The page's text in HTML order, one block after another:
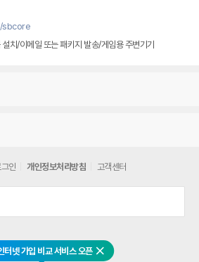
터넷 가입 비교 서비스 오픈 닫기
sbcore
치/이메일 또는 패키지 발송/게임용 주변기기
인 개인정보처리방침 고객센터